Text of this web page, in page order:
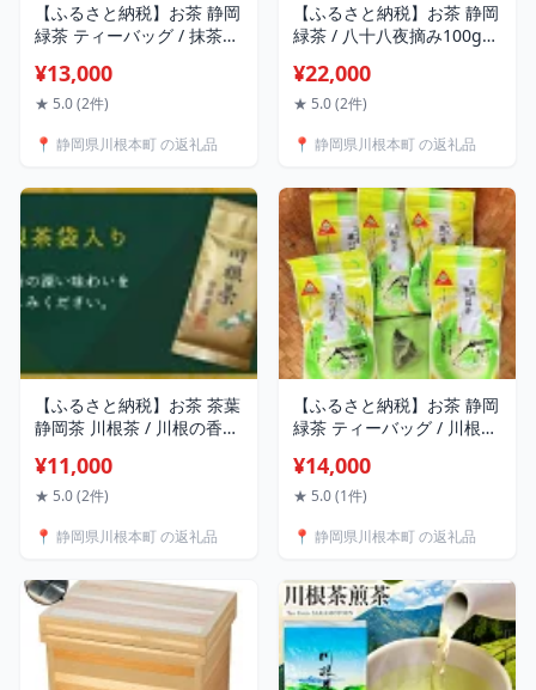
【ふるさと納税】お茶 静岡
緑茶 ティーバッグ / 抹茶入
5袋 | ふるさと納税 ふるさ
と 静岡県 川根本町 静岡茶
ィーバッグ 送料無料
¥13,000
★ 5.0 (2件)
📍 静岡県川根本町 の返礼品
【ふるさと納税】お茶 静岡
緑茶 / 八十八夜摘み100g×6
静岡県 川根本町 静岡茶 川
根茶 煎茶 八十八夜摘み 送
¥22,000
★ 5.0 (2件)
📍 静岡県川根本町 の返礼品
【ふるさと納税】お茶 茶葉
静岡茶 川根茶 / 川根の香
ふるさと 静岡県 川根本町
静岡茶 川根茶 新茶 煎茶 川
¥11,000
★ 5.0 (2件)
📍 静岡県川根本町 の返礼品
【ふるさと納税】お茶 静岡
緑茶 ティーバッグ / 川根本
三角網でよく出る本格煎茶
ティーバック5本
¥14,000
★ 5.0 (1件)
📍 静岡県川根本町 の返礼品